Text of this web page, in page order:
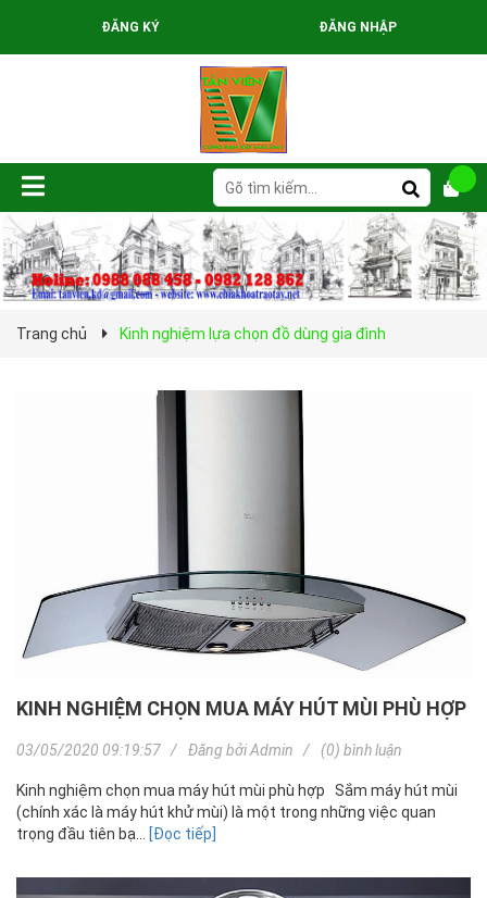
ĐĂNG KÝ ĐĂNG NHẬP
Trang chủ Kinh nghiệm lựa chọn đồ dùng gia đình
KINH NGHIỆM CHỌN MUA MÁY HÚT MÙI PHÙ HỢP
03/05/2020 09:19:57 Đăng bởiAdmin (0) bình luận
Kinh nghiệm chọn mua máy hút mùi phù hợp Sắm máy hút mùi
(chính xác là máy hút khử mùi) là một trong những việc quan
trọng đầu tiên bạ... [Đọc tiếp]